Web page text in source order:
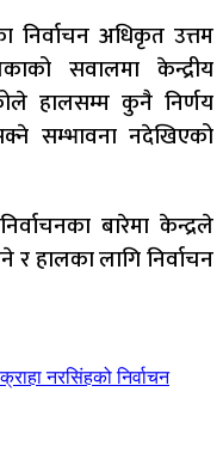
निर्वाचन अधिकृत उत्तम
सवालमा केन्द्रीय
हालसम्म कुनै निर्णय
सम्भावना नदेखिएको
बारेमा केन्द्रले
र हालका लागि निर्वाचन
नरसिंहको निर्वाचन